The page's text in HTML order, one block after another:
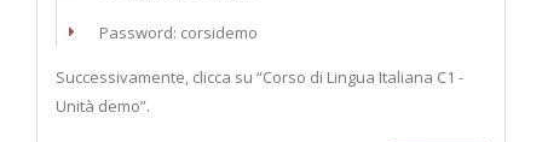
Password: corsidemo
Successivamente, clicca su “Corso di Lingua Italiana C1 -
Unità demo”.